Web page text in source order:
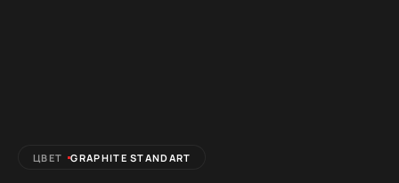
ЦВЕТ GRAPHITE STANDART